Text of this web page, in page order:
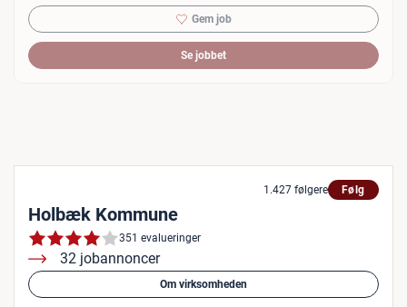
Gem job
Se jobbet
1.427 følgere Følg
Holbæk Kommune
351 evalueringer
32 jobannoncer
Om virksomheden